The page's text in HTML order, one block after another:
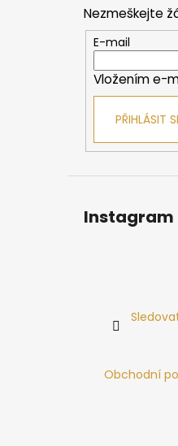
Nezmeškejte
E-mail
Vložením e-
PŘIHLÁSIT
Instagram
Obchodní